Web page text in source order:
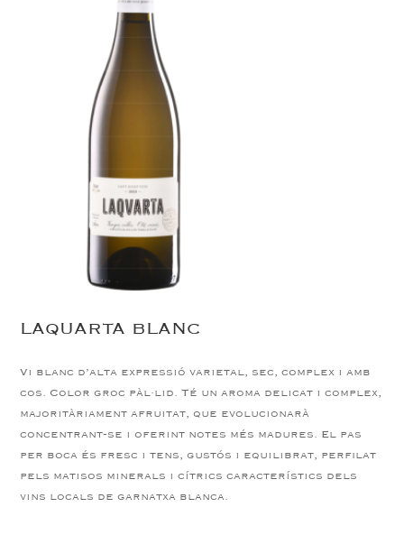
LAQUARTA BLANC
Vi blanc d’alta expressió varietal, sec, complex i amb
cos. Color groc pàl·lid. Té un aroma delicat i complex,
majoritàriament afruitat, que evolucionarà
concentrant-se i oferint notes més madures. El pas
per boca és fresc i tens, gustós i equilibrat, perfilat
pels matisos minerals i cítrics característics dels
vins locals de garnatxa blanca.